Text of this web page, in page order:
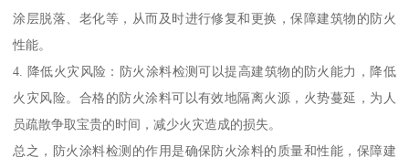
涂层脱落、老化等，从而及时进行修复和更换，保障建筑物的防火
性能。
4. 降低火灾风险：防火涂料检测可以提高建筑物的防火能力，降低
火灾风险。合格的防火涂料可以有效地隔离火源，火势蔓延，为人
员疏散争取宝贵的时间，减少火灾造成的损失。
总之，防火涂料检测的作用是确保防火涂料的质量和性能，保障建